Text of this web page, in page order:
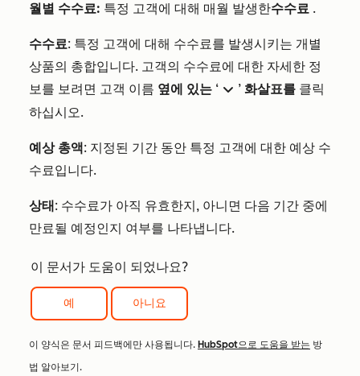
월별 수수료: 특정 고객에 대해 매월 발생한수수료 .
수수료: 특정 고객에 대해 수수료를 발생시키는 개별
상품의 총합입니다. 고객의 수수료에 대한 자세한 정
보를 보려면 고객 이름 옆에 있는 ‘ down ’ 화살표를 클릭
하십시오.
예상 총액: 지정된 기간 동안 특정 고객에 대한 예상 수
수료입니다.
상태: 수수료가 아직 유효한지, 아니면 다음 기간 중에
만료될 예정인지 여부를 나타냅니다.
이 문서가 도움이 되었나요?
예 아니요
이 양식은 문서 피드백에만 사용됩니다. HubSpot으로 도움을 받는 방
법 알아보기.